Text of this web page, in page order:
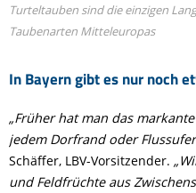
In Bayern gibt es nur noch
Turteltauben sind die einzigen
Taubenarten Mitteleuropas
„Früher hat man das
jedem Dorfrand oder
Schäffer, LBV-Vorsitzender.
und Feldfrüchte aus